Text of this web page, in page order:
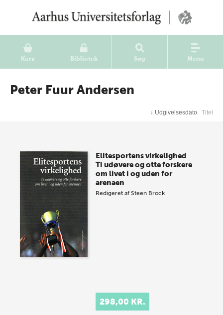
Kurv Bibliotek Søg Menu
Peter Fuur Andersen
↓ Udgivelsesdato Titel
Elitesportens virkelighed
Ti udøvere og otte forskere
om livet i og uden for
arenaen
Redigeret afSteen Brock
298,00 KR.